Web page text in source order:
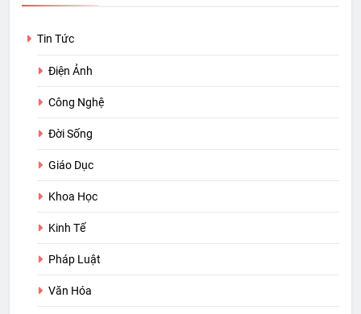
Tin Tức
Điện Ảnh
Công Nghệ
Đời Sống
Giáo Dục
Khoa Học
Kinh Tế
Pháp Luật
Văn Hóa